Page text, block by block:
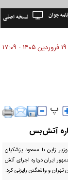
نسخه اصلی جوان
۱۹ فروردين ۱۴۰۵ - ۱۷:۰۹
آتش‌بس
ژاپن با مسعود پزشکیان
ایران درباره اجرای آتش
و واشنگتن رایزنی کرد.